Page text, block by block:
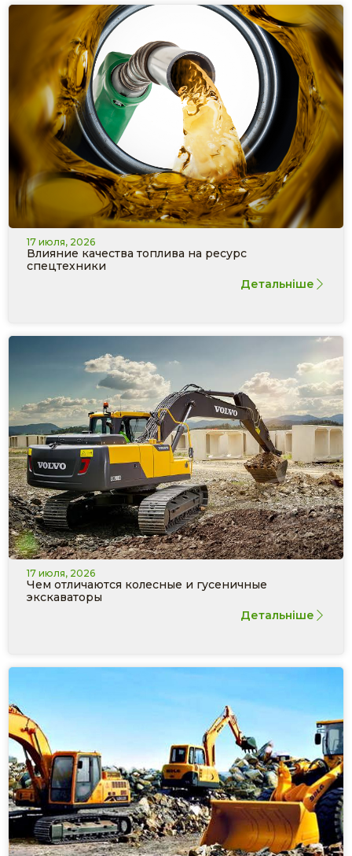
17 июля, 2026
Влияние качества топлива на ресурс
спецтехники
Детальніше
17 июля, 2026
Чем отличаются колесные и гусеничные
экскаваторы
Детальніше